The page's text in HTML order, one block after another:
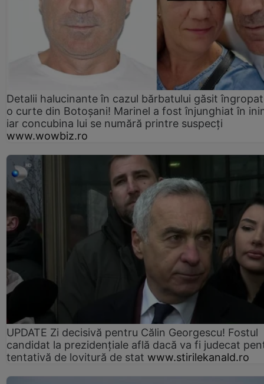
Detalii halucinante în cazul bărbatului găsit
o curte din Botoșani! Marinel a fost înjunghiat în
iar concubina lui se numără printre suspecți
www.wowbiz.ro
UPDATE Zi decisivă pentru Călin Georgescu! Fostul
candidat la prezidențiale află dacă va fi judecat
tentativă de lovitură de stat www.stirilekanald.ro